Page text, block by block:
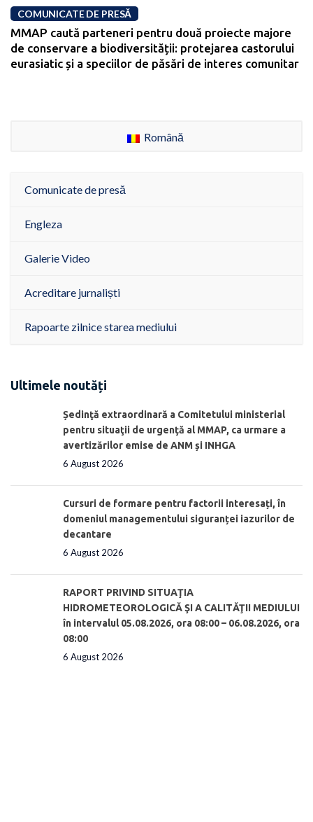
COMUNICATE DE PRESĂ
MMAP caută parteneri pentru două proiecte majore
de conservare a biodiversității: protejarea castorului
eurasiatic și a speciilor de păsări de interes comunitar
Română
Comunicate de presă
Engleza
Galerie Video
Acreditare jurnaliști
Rapoarte zilnice starea mediului
Ultimele noutăți
Ședinţă extraordinară a Comitetului ministerial
pentru situaţii de urgenţă al MMAP, ca urmare a
avertizărilor emise de ANM și INHGA
6 August 2026
Cursuri de formare pentru factorii interesați, în
domeniul managementului siguranței iazurilor de
decantare
6 August 2026
RAPORT PRIVIND SITUAŢIA
HIDROMETEOROLOGICĂ ŞI A CALITĂŢII MEDIULUI
în intervalul 05.08.2026, ora 08:00 – 06.08.2026, ora
08:00
6 August 2026